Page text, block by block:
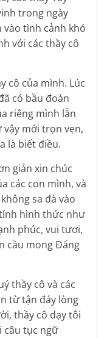
trong ngày
vào tình cảnh khó
với các thầy cô
cô của mình. Lúc
có bầu đoàn
riêng mình lẫn
vậy mới trọn vẹn,
là biết điều.
giản xin chúc
các con mình, và
sa đà vào
hình thức như
phúc, vui tươi,
cầu mong Đấng
thầy cô và các
từ tận đáy lòng
thầy cô dạy tôi
câu tục ngữ